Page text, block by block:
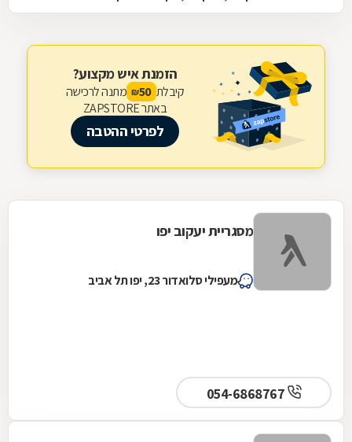
הזמנת איש מקצוע?
קיבלת 50
₪ מתנה לרכישה
באתר ZAPSTORE
לפרטי ההטבה
מסגריית יעקוב יפו
מעפילי סלואדור 23, יפו תל אביב